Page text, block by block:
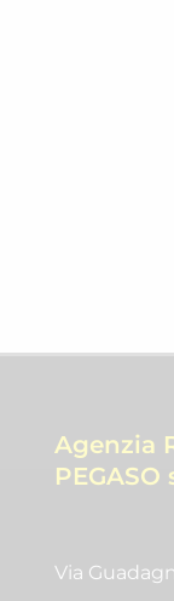
Agenzia
PEGASO
Via